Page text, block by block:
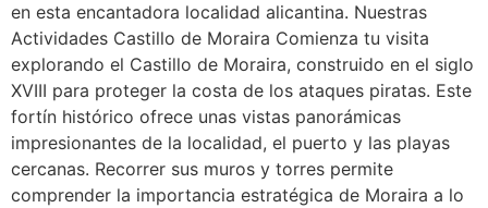
en esta encantadora localidad alicantina. Nuestras
Actividades Castillo de Moraira Comienza tu visita
explorando el Castillo de Moraira, construido en el siglo
XVIII para proteger la costa de los ataques piratas. Este
fortín histórico ofrece unas vistas panorámicas
impresionantes de la localidad, el puerto y las playas
cercanas. Recorrer sus muros y torres permite
comprender la importancia estratégica de Moraira a lo